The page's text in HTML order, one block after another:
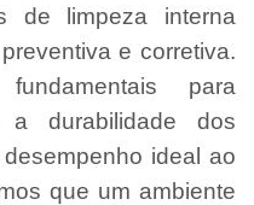
de limpeza interna
e corretiva.
para
a durabilidade dos
ideal ao
que um ambiente